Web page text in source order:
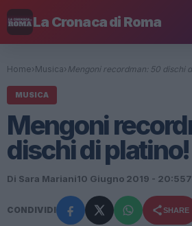
La Cronaca di Roma
Home› Musica› Mengoni recordman: 50 dischi
MUSICA
Mengoni
dischi di platino!
Di Sara Mariani10 Giugno 2019 - 20:55
CONDIVIDI SHARE